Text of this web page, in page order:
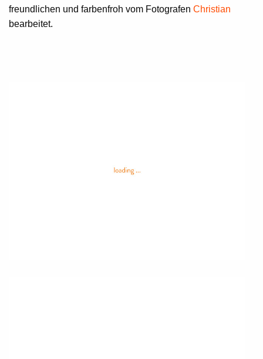
freundlichen und farbenfroh vom Fotografen Christian
bearbeitet.